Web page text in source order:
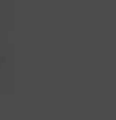
die